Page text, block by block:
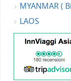
MYANMAR (
LAOS